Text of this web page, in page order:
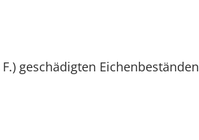
geschädigten Eichenbeständen